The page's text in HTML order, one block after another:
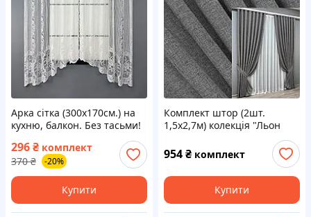
Арка сітка (300х170см.) на
кухню, балкон. Без тасьми!
Колір білий. Код 000к 51-
066
296₴ комплект
370 ₴ -20%
Купити
Комплект штор (2шт.
1,5х2,7м) колекція "Льон
Мішковина". Колір сірий.
Код 108ш 30-023
954₴ комплект
Купити